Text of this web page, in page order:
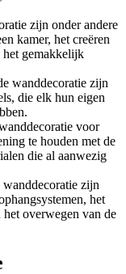
zijn onder andere
kamer, het creëren
het gemakkelijk
wanddecoratie zijn
die elk hun eigen
voor
te houden met de
die al aanwezig
zijn
het
overwegen van de